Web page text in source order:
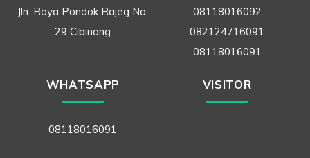
Jln. Raya Pondok Rajeg No.
29 Cibinong
08118016092
082124716091
08118016091
WHATSAPP
08118016091
VISITOR